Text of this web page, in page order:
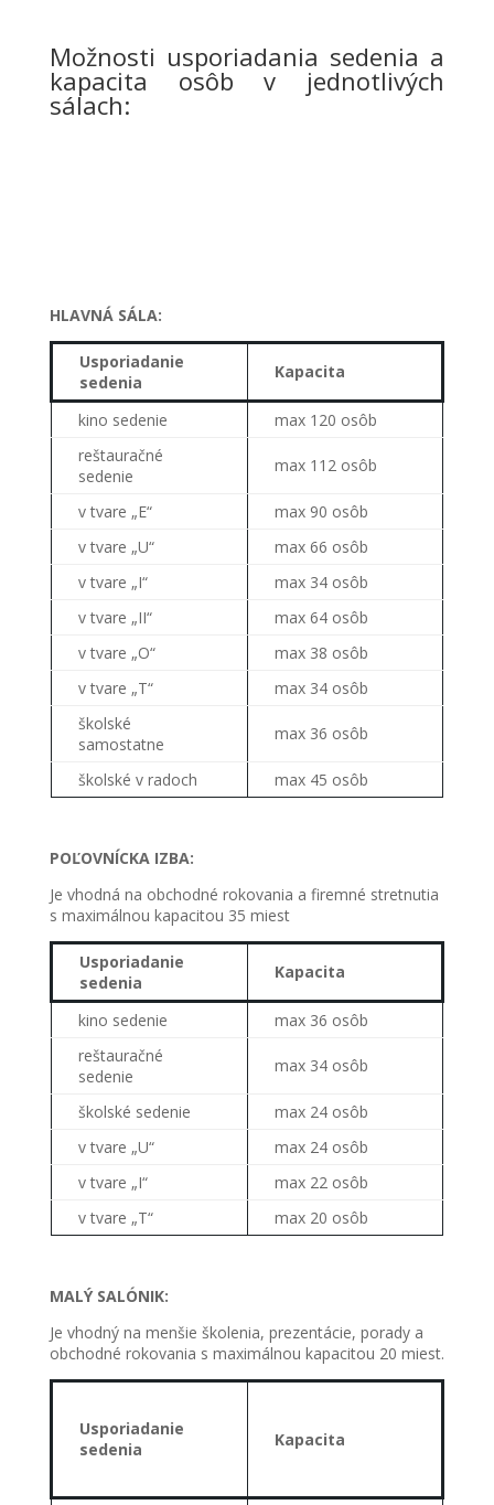
Možnosti usporiadania sedenia a
kapacita osôb v jednotlivých
sálach:
HLAVNÁ SÁLA:
Usporiadanie
sedenia
Kapacita
kino sedenie
max 120 osôb
reštauračné
sedenie
max 112 osôb
v tvare „E“
max 90 osôb
v tvare „U“
max 66 osôb
v tvare „I“
max 34 osôb
v tvare „II“
max 64 osôb
v tvare „O“
max 38 osôb
v tvare „T“
max 34 osôb
školské
samostatne
max 36 osôb
školské v radoch max 45 osôb
POĽOVNÍCKA IZBA:
Je vhodná na obchodné rokovania a firemné stretnutia
s maximálnou kapacitou 35 miest
Usporiadanie
sedenia
Kapacita
kino sedenie
max 36 osôb
reštauračné
sedenie
max 34 osôb
školské sedenie
max 24 osôb
v tvare „U“
max 24 osôb
v tvare „I“
max 22 osôb
v tvare „T“
max 20 osôb
MALÝ SALÓNIK:
Je vhodný na menšie školenia, prezentácie, porady a
obchodné rokovania s maximálnou kapacitou 20 miest.
Usporiadanie
sedenia
Kapacita